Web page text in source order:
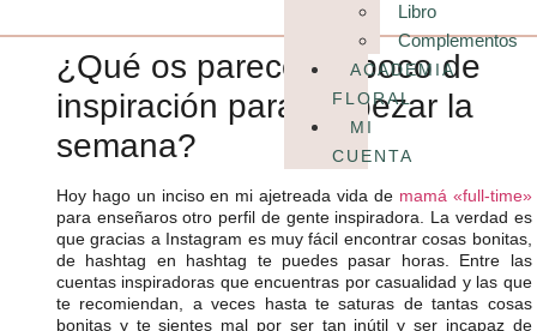
Libro
Complementos
ACADEMIA
FLORAL
MI
CUENTA
¿Qué os parece un poco de
inspiración para empezar la
semana?
Hoy hago un inciso en mi ajetreada vida de mamá «full-time»
para enseñaros otro perfil de gente inspiradora. La verdad es
que gracias a Instagram es muy fácil encontrar cosas bonitas,
de hashtag en hashtag te puedes pasar horas. Entre las
cuentas inspiradoras que encuentras por casualidad y las que
te recomiendan, a veces hasta te saturas de tantas cosas
bonitas y te sientes mal por ser tan inútil y ser incapaz de